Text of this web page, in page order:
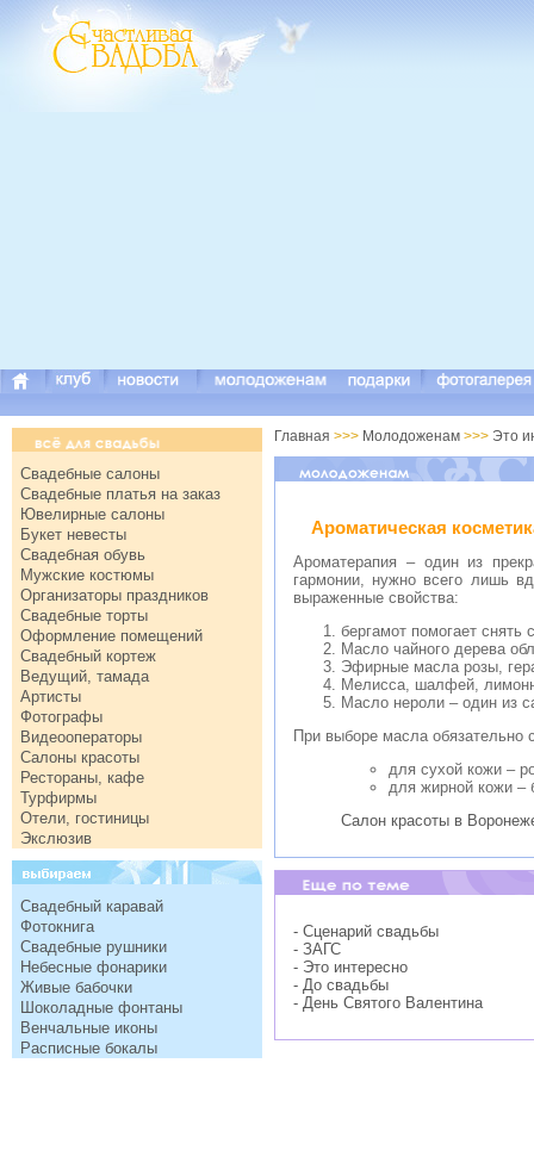
Свадебные салоны
Свадебные платья на заказ
Ювелирные салоны
Букет невесты
Свадебная обувь
Мужские костюмы
Организаторы праздников
Свадебные торты
Оформление помещений
Свадебный кортеж
Ведущий, тамада
Артисты
Фотографы
Видеооператоры
Салоны красоты
Рестораны, кафе
Турфирмы
Отели, гостиницы
Экслюзив
Свадебный каравай
Фотокнига
Свадебные рушники
Небесные фонарики
Живые бабочки
Шоколадные фонтаны
Венчальные иконы
Расписные бокалы
Главная >>> Молодоженам >>> Это
Ароматическая
Ароматерапия – один из
гармонии, нужно всего лишь
выраженные свойства:
бергамот помогает снять
Масло чайного дерева
Эфирные масла розы,
Мелисса, шалфей,
Масло нероли – один из
При выборе масла обязательно
для сухой кожи –
для жирной кожи –
Салон красоты в
- Сценарий свадьбы
- ЗАГС
- Это интересно
- До свадьбы
- День Святого Валентина